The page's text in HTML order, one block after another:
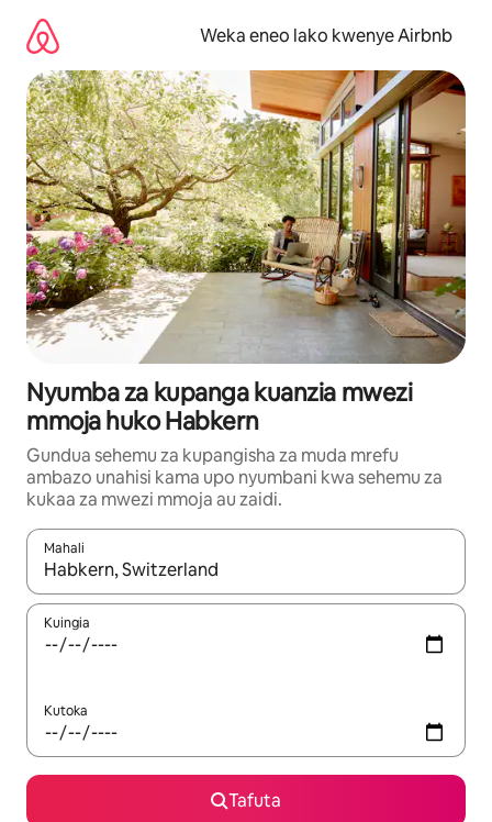
kwenda
kwenye
maudhui
Weka eneo lako kwenye Airbnb
Nyumba za kupanga kuanzia mwezi
mmoja huko Habkern
Gundua sehemu za kupangisha za muda mrefu
ambazo unahisi kama upo nyumbani kwa sehemu za
kukaa za mwezi mmoja au zaidi.
Mahali
Wakati matokeo yanapatikana, vinjari kwa kutumia vitufe vya
Kuingia
Kutoka
Tafuta